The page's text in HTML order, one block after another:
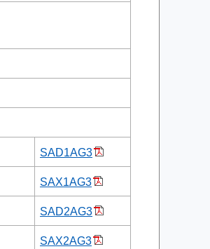
SAD1AG3
SAX1AG3
SAD2AG3
SAX2AG3